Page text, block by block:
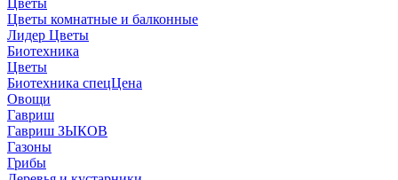
Цветы
Цветы комнатные и балконные
Лидер Цветы
Биотехника
Цветы
Биотехника спецЦена
Овощи
Гавриш
Гавриш ЗЫКОВ
Газоны
Грибы